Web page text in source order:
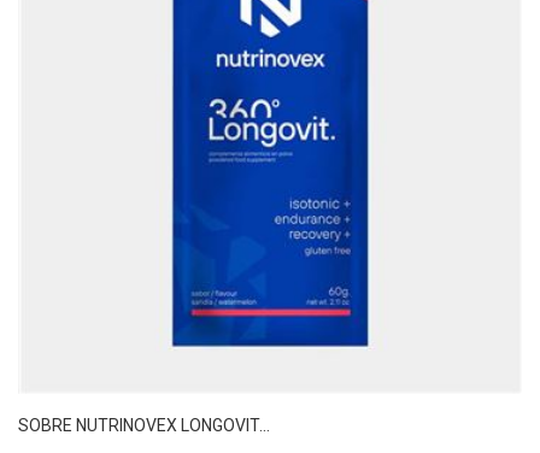
SOBRE NUTRINOVEX LONGOVIT...